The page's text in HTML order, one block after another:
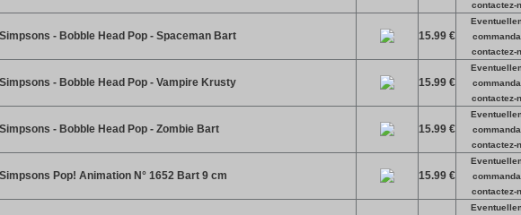
contactez-
Simpsons - Bobble Head Pop - Spaceman Bart 15.99 €
contactez-
Simpsons - Bobble Head Pop - Vampire Krusty 15.99 €
contactez-
Simpsons - Bobble Head Pop - Zombie Bart 15.99 €
contactez-
Simpsons Pop! Animation N° 1652 Bart 9 cm 15.99 €
contactez-